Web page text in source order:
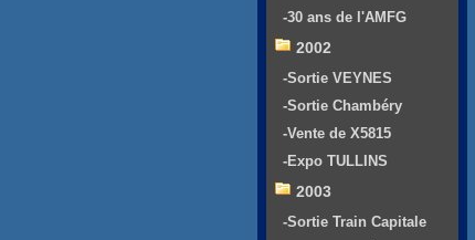
-30 ans de l'AMFG
2002
-Sortie VEYNES
-Sortie Chambéry
-Vente de X5815
-Expo TULLINS
2003
-Sortie Train Capitale